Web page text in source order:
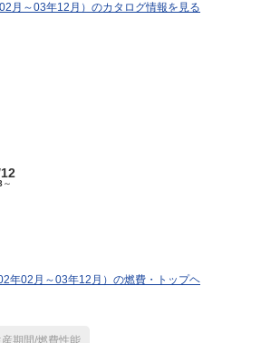
月～03年12月）のカタログ情報を見る
～
年02月～03年12月）の燃費・トップヘ